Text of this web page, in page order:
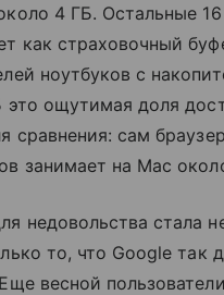
4 ГБ. Остальные
как страховочный
ноутбуков с
это ощутимая доля
сравнения: сам
занимает на Mac
недовольства стала
то, что Google так
весной